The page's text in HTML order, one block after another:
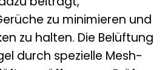
zu minimieren und
zu halten. Die Belüftung
durch spezielle Mesh-